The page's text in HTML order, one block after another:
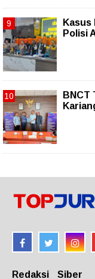
Kasus
Polisi
BNCT
Redaksi Siber